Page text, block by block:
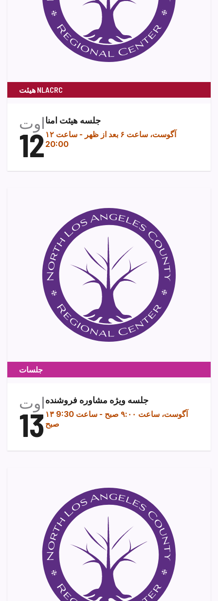
هیئت NLACRC
اوت
12
جلسه هیئت امنا
۱۲ آگوست، ساعت ۶ بعد از ظهر - ساعت
20:00
جلسات
اوت
13
جلسه ویژه مشاوره فروشنده
۱۳ آگوست، ساعت ۹:۰۰ صبح -
ساعت 9:30
صبح